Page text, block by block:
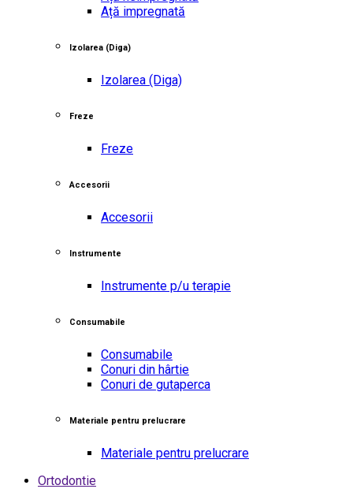
Ață impregnată
Izolarea (Diga)
Izolarea (Diga)
Freze
Freze
Accesorii
Accesorii
Instrumente
Instrumente p/u terapie
Consumabile
Consumabile
Conuri din hârtie
Conuri de gutaperca
Materiale pentru prelucrare
Materiale pentru prelucrare
Ortodontie